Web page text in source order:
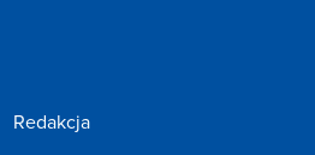
Redakcja